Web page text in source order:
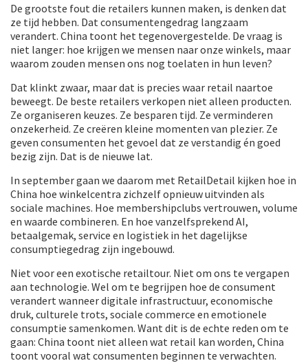
De grootste fout die retailers kunnen maken, is denken dat
ze tijd hebben. Dat consumentengedrag langzaam
verandert. China toont het tegenovergestelde. De vraag is
niet langer: hoe krijgen we mensen naar onze winkels, maar
waarom zouden mensen ons nog toelaten in hun leven?
Dat klinkt zwaar, maar dat is precies waar retail naartoe
beweegt. De beste retailers verkopen niet alleen producten.
Ze organiseren keuzes. Ze besparen tijd. Ze verminderen
onzekerheid. Ze creëren kleine momenten van plezier. Ze
geven consumenten het gevoel dat ze verstandig én goed
bezig zijn. Dat is de nieuwe lat.
In september gaan we daarom met RetailDetail kijken hoe in
China hoe winkelcentra zichzelf opnieuw uitvinden als
sociale machines. Hoe membershipclubs vertrouwen, volume
en waarde combineren. En hoe vanzelfsprekend AI,
betaalgemak, service en logistiek in het dagelijkse
consumptiegedrag zijn ingebouwd.
Niet voor een exotische retailtour. Niet om ons te vergapen
aan technologie. Wel om te begrijpen hoe de consument
verandert wanneer digitale infrastructuur, economische
druk, culturele trots, sociale commerce en emotionele
consumptie samenkomen. Want dit is de echte reden om te
gaan: China toont niet alleen wat retail kan worden, China
toont vooral wat consumenten beginnen te verwachten.